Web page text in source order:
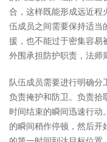
合，这样既能形成远近程
伍成员之间需要保持适当
援，也不能过于密集容易
外围承担防护职责，法师
队伍成员需要进行明确分
负责掩护和防卫。负责拾
时间结束的瞬间迅速行动
的瞬间稍作停顿，然后开